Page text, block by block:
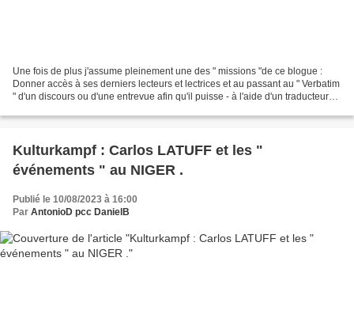
Une fois de plus j'assume pleinement une des " missions "de ce blogue :
Donner accès à ses derniers lecteurs et lectrices et au passant au " Verbatim
" d'un discours ou d'une entrevue afin qu'il puisse - à l'aide d'un traducteur
Kulturkampf : Carlos LATUFF et les "
événements " au NIGER .
Publié le 10/08/2023 à 16:00
Par AntonioD pcc DanielB